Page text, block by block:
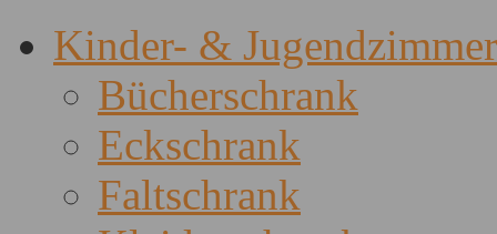
Kinder- & Jugendzimmer
Bücherschrank
Eckschrank
Faltschrank